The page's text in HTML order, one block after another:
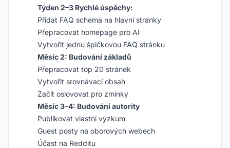
Týden 2–3 Rychlé úspěchy:
Přidat FAQ schema na hlavní stránky
Přepracovat homepage pro AI
Vytvořit jednu špičkovou FAQ stránku
Měsíc 2: Budování základů
Přepracovat top 20 stránek
Vytvořit srovnávací obsah
Začít oslovovat pro zmínky
Měsíc 3–4: Budování autority
Publikovat vlastní výzkum
Guest posty na oborových webech
Účast na Redditu